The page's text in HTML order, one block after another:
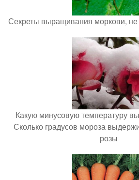
Секреты выращивания моркови,
Какую минусовую температуру
Сколько градусов мороза
розы